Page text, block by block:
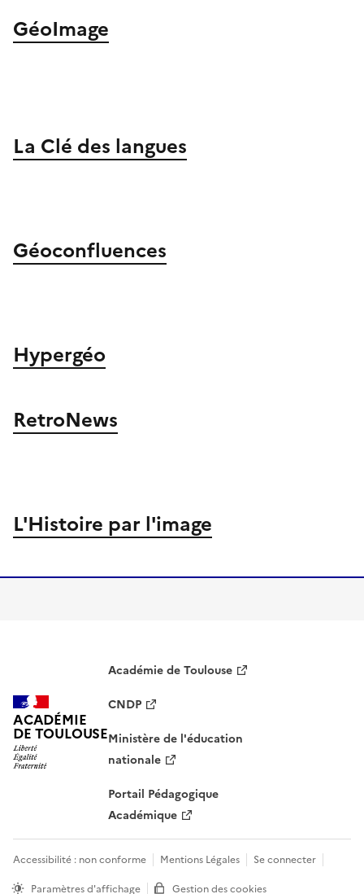
GéoImage
La Clé des langues
Géoconfluences
Hypergéo
RetroNews
L'Histoire par l'image
ACADÉMIE
DE TOULOUSE
Académie de Toulouse
CNDP
Ministère de l'éducation
nationale
Portail Pédagogique
Académique
Accessibilité : non conforme Mentions Légales
Se connecter
Paramètres d'affichage
Gestion des cookies